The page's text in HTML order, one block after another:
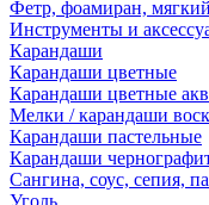
Фетр, фоамиран,
Инструменты и
Карандаши
Карандаши цветные
Карандаши цветные
Мелки / карандаши
Карандаши пастельные
Карандаши
Сангина, соус, сепия,
Уголь